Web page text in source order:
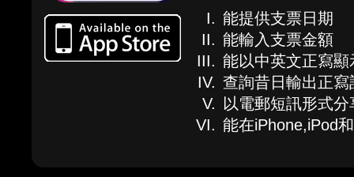
能提供支票日期
能輸入支票金額
能以中英文正寫顯
查詢昔日輸出正寫
以電郵短訊形式
能在iPhone,iPod